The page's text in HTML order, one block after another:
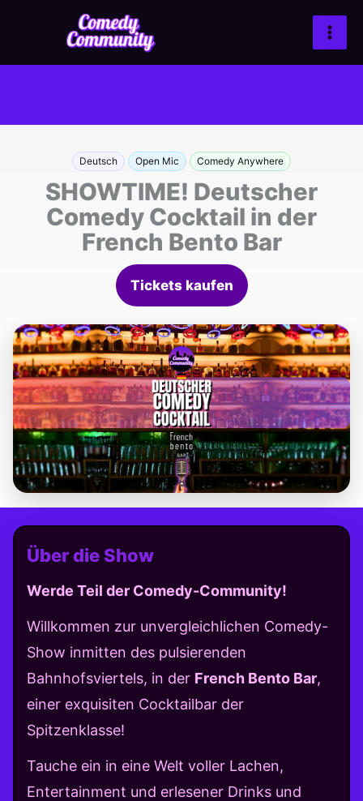
Deutsch Open Mic Comedy Anywhere
SHOWTIME! Deutscher
Comedy Cocktail in der
French Bento Bar
Tickets kaufen
Über die Show
Werde Teil der Comedy-Community!
Willkommen zur unvergleichlichen Comedy-
Show inmitten des pulsierenden
Bahnhofsviertels, in der French Bento Bar,
einer exquisiten Cocktailbar der
Spitzenklasse!
Tauche ein in eine Welt voller Lachen,
Entertainment und erlesener Drinks und